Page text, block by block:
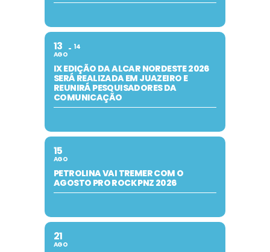
13
AGO
14
IX EDIÇÃO DA ALCAR NORDESTE 2026
SERÁ REALIZADA EM JUAZEIRO E
REUNIRÁ PESQUISADORES DA
COMUNICAÇÃO
15
AGO
PETROLINA VAI TREMER COM O
AGOSTO PRO ROCK PNZ 2026
21
AGO